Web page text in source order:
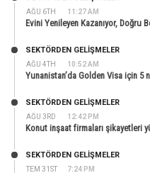
AĞU 6TH 11:27 AM
Evini Yenileyen Kazanıyor, Doğru
AĞU 4TH 10:52 AM
SEKTÖRDEN GELIŞMELER
Yunanistan’da Golden Visa için 5
AĞU 3RD 12:42 PM
SEKTÖRDEN GELIŞMELER
Konut inşaat firmaları şikayetleri
TEM 31ST 7:24 PM
SEKTÖRDEN GELIŞMELER